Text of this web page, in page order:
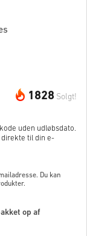
1828 Solgt!
uden udløbsdato.
direkte til din e-
Du kan
op af